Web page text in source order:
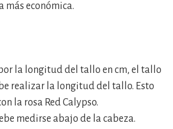
más económica.
la longitud del tallo en cm, el tallo
realizar la longitud del tallo. Esto
la rosa Red Calypso.
medirse abajo de la cabeza.